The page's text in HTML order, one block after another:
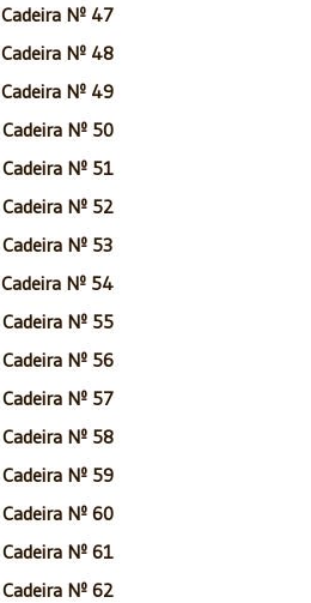
Cadeira Nº 47
Cadeira Nº 48
Cadeira Nº 49
Cadeira Nº 50
Cadeira Nº 51
Cadeira Nº 52
Cadeira Nº 53
Cadeira Nº 54
Cadeira Nº 55
Cadeira Nº 56
Cadeira Nº 57
Cadeira Nº 58
Cadeira Nº 59
Cadeira Nº 60
Cadeira Nº 61
Cadeira Nº 62